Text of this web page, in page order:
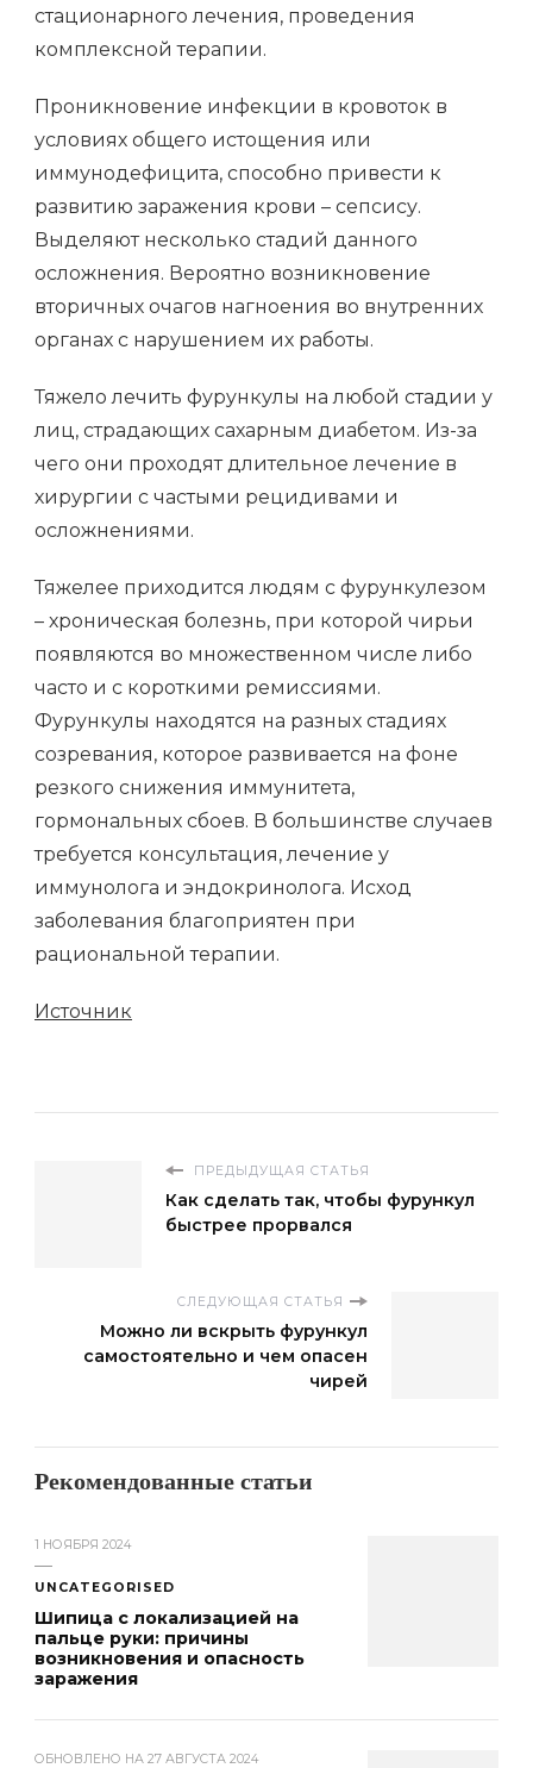
стационарного лечения, проведения
комплексной терапии.
Проникновение инфекции в кровоток в
условиях общего истощения или
иммунодефицита, способно привести к
развитию заражения крови – сепсису.
Выделяют несколько стадий данного
осложнения. Вероятно возникновение
вторичных очагов нагноения во внутренних
органах с нарушением их работы.
Тяжело лечить фурункулы на любой стадии у
лиц, страдающих сахарным диабетом. Из-за
чего они проходят длительное лечение в
хирургии с частыми рецидивами и
осложнениями.
Тяжелее приходится людям с фурункулезом
– хроническая болезнь, при которой чирьи
появляются во множественном числе либо
часто и с короткими ремиссиями.
Фурункулы находятся на разных стадиях
созревания, которое развивается на фоне
резкого снижения иммунитета,
гормональных сбоев. В большинстве случаев
требуется консультация, лечение у
иммунолога и эндокринолога. Исход
заболевания благоприятен при
рациональной терапии.
Источник
ПРЕДЫДУЩАЯ СТАТЬЯ
Как сделать так, чтобы фурункул
быстрее прорвался
СЛЕДУЮЩАЯ СТАТЬЯ
Можно ли вскрыть фурункул
самостоятельно и чем опасен
чирей
Рекомендованные статьи
1 НОЯБРЯ 2024
UNCATEGORISED
Шипица с локализацией на
пальце руки: причины
возникновения и опасность
заражения
ОБНОВЛЕНО НА 27 АВГУСТА 2024